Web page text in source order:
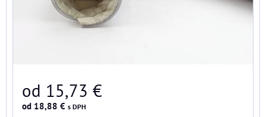
od 15,73 €
od 18,88 € s DPH